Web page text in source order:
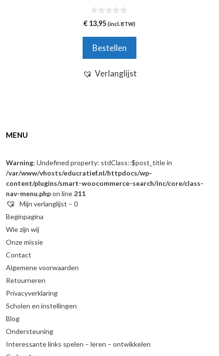
0
v
5
€ 13,95 (incl. BTW)
Bestellen
Verlanglijst
MENU
Warning: Undefined property: stdClass::$post_title in
/var/www/vhosts/educratief.nl/httpdocs/wp-
content/plugins/smart-woocommerce-search/inc/core/class-
nav-menu.phpon line 211
Mijn verlanglijst – 0
Beginpagina
Wie zijn wij
Onze missie
Contact
Algemene voorwaarden
Retourneren
Privacyverklaring
Scholen en instellingen
Blog
Ondersteuning
Interessante links spelen – leren – ontwikkelen